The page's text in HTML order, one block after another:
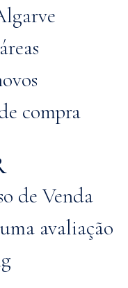
compra
de Venda
avaliação